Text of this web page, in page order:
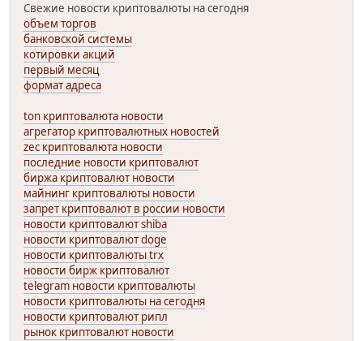
Свежие новости криптовалюты на сегодня
объем торгов
банковской системы
котировки акций
первый месяц
формат адреса
ton криптовалюта новости
агрегатор криптовалютных новостей
zec криптовалюта новости
последние новости криптовалют
биржа криптовалют новости
майнинг криптовалюты новости
запрет криптовалют в россии новости
новости криптовалют shiba
новости криптовалют doge
новости криптовалюты trx
новости бирж криптовалют
telegram новости криптовалюты
новости криптовалюты на сегодня
новости криптовалют рипл
рынок криптовалют новости